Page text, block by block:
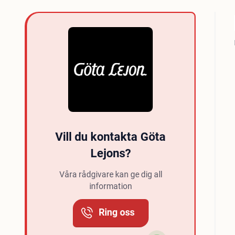
Vill du kontakta Göta
Lejons?
Våra rådgivare kan ge dig all
information
Ring oss